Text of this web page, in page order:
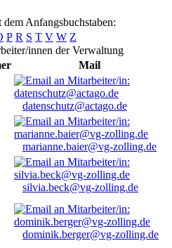
Anfangsbuchstaben:
P R S T V W Z
innen der Verwaltung
Mail
datenschutz@actago.de
marianne.baier@vg-zolling.de
silvia.beck@vg-zolling.de
dominik.berger@vg-zolling.de